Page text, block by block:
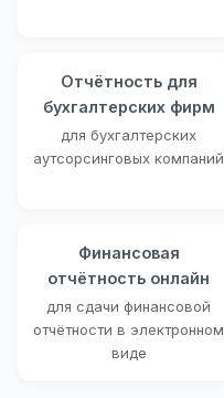
Отчётность для
бухгалтерских фирм
для бухгалтерских
аутсорсинговых компаний
Финансовая
отчётность онлайн
для сдачи финансовой
отчётности в электронном
виде